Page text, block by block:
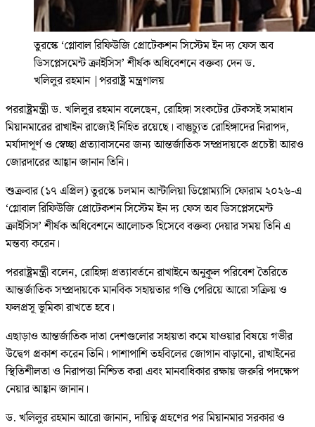
তুরস্কে ‘গ্লোবাল রিফিউজি প্রোটেকশন সিস্টেম ইন দ্য ফেস অব
ডিসপ্লেসমেন্ট ক্রাইসিস’ শীর্ষক অধিবেশনে বক্তব্য দেন ড.
খলিলুর রহমান |পররাষ্ট্র মন্ত্রণালয়
পররাষ্ট্রমন্ত্রী ড. খলিলুর রহমান বলেছেন, রোহিঙ্গা সংকটের টেকসই সমাধান
মিয়ানমারের রাখাইন রাজ্যেই নিহিত রয়েছে। বাস্তুচ্যুত রোহিঙ্গাদের নিরাপদ,
মর্যাদাপূর্ণ ও স্বেচ্ছা প্রত্যাবাসনের জন্য আন্তর্জাতিক সম্প্রদায়কে প্রচেষ্টা আরও
জোরদারের আহ্বান জানান তিনি।
শুক্রবার (১৭ এপ্রিল) তুরস্কে চলমান আন্টালিয়া ডিপ্লোম্যাসি ফোরাম ২০২৬-এ
‘গ্লোবাল রিফিউজি প্রোটেকশন সিস্টেম ইন দ্য ফেস অব ডিসপ্লেসমেন্ট
ক্রাইসিস’ শীর্ষক অধিবেশনে আলোচক হিসেবে বক্তব্য দেয়ার সময় তিনি এ
মন্তব্য করেন।
পররাষ্ট্রমন্ত্রী বলেন, রোহিঙ্গা প্রত্যাবর্তনে রাখাইনে অনুকূল পরিবেশ তৈরিতে
আন্তর্জাতিক সম্প্রদায়কে মানবিক সহায়তার গণ্ডি পেরিয়ে আরো সক্রিয় ও
ফলপ্রসূ ভূমিকা রাখতে হবে।
এছাড়াও আন্তর্জাতিক দাতা দেশগুলোর সহায়তা কমে যাওয়ার বিষয়ে গভীর
উদ্বেগ প্রকাশ করেন তিনি। পাশাপাশি তহবিলের জোগান বাড়ানো, রাখাইনের
স্থিতিশীলতা ও নিরাপত্তা নিশ্চিত করা এবং মানবাধিকার রক্ষায় জরুরি পদক্ষেপ
নেয়ার আহ্বান জানান।
ড. খলিলুর রহমান আরো জানান, দায়িত্ব গ্রহণের পর মিয়ানমার সরকার ও